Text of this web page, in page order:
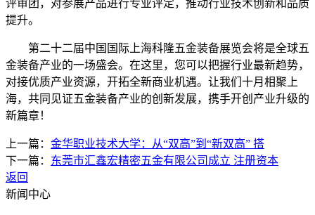
评审团，对参展产品进行专业评定，推动行业技术创新和品质
提升。
第二十二届中国国际上海科隆五金装备展览会将是全球五
金装备产业的一场盛会。在这里，您可以把握行业最新趋势，
对接优质产业资源，开拓全新商业机遇。让我们十月相聚上
海，共同见证五金装备产业的创新发展，携手开创产业升级的
新篇章！
上一篇： 金华职业技术大学：从“双高”到“新双高” 搭
下一篇： 东莞市汇鑫宏精密五金有限公司成立 注册资本
返回
新闻中心